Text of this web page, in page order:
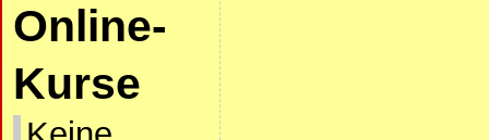
Online-
Kurse